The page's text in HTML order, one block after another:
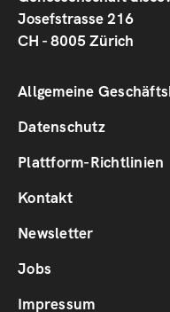
Josefstrasse 216
CH - 8005 Zürich
Footer
1
Allgemeine
Datenschutz
Plattform-Richtlinien
Footer
2
Kontakt
Newsletter
Jobs
Impressum